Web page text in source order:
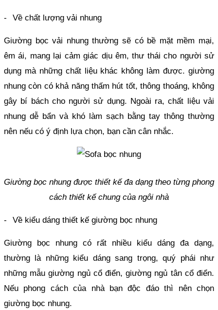
- Về chất lượng vải nhung
Giường bọc vải nhung thường sẽ có bề mặt mềm mại,
êm ái, mang lại cảm giác dịu êm, thư thái cho người sử
dụng mà những chất liệu khác không làm được. giường
nhung còn có khả năng thấm hút tốt, thông thoáng, không
gây bí bách cho người sử dụng. Ngoài ra, chất liệu vải
nhung dễ bẩn và khó làm sạch bằng tay thông thường
nên nếu có ý định lựa chọn, bạn cần cân nhắc.
Giường bọc nhung được thiết kế đa dạng theo từng phong
cách thiết kế chung của ngôi nhà
- Về kiểu dáng thiết kế giường bọc nhung
Giường bọc nhung có rất nhiều kiểu dáng đa dạng,
thường là những kiểu dáng sang trọng, quý phái như
những mẫu giường ngủ cổ điển, giường ngủ tân cổ điển.
Nếu phong cách của nhà bạn độc đáo thì nên chọn
giường bọc nhung.